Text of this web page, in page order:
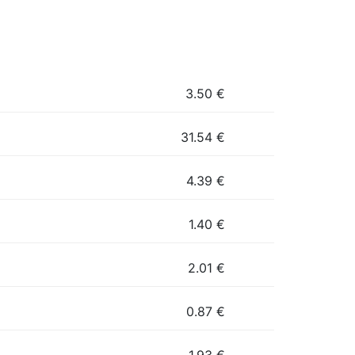
3.50 €
31.54 €
4.39 €
1.40 €
2.01 €
0.87 €